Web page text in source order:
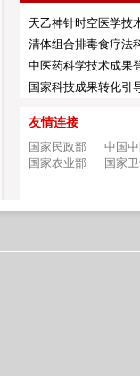
天乙神针时空医学技
清体组合排毒食疗法
中医药科学技术成果
国家科技成果转化引
友情连接
国家民政部
中国
国家农业部
国家